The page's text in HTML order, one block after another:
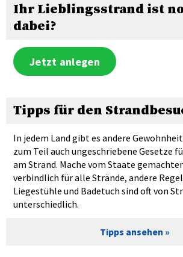
Ihr Lieblingsstrand ist
dabei?
Jetzt anlegen
Tipps für den
In jedem Land gibt es andere
zum Teil auch ungeschriebene Gesetze
am Strand. Mache vom Staate
verbindlich für alle Strände, andere
Liegestühle und Badetuch sind oft von
unterschiedlich.
Tipps ansehen